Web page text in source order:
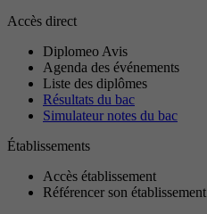
Accès direct
Diplomeo Avis
Agenda des événements
Liste des diplômes
Résultats du bac
Simulateur notes du bac
Établissements
Accès établissement
Référencer son établissement